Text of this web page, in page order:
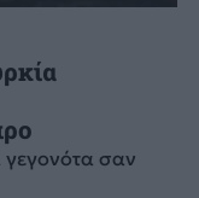
γεγονότα σαν